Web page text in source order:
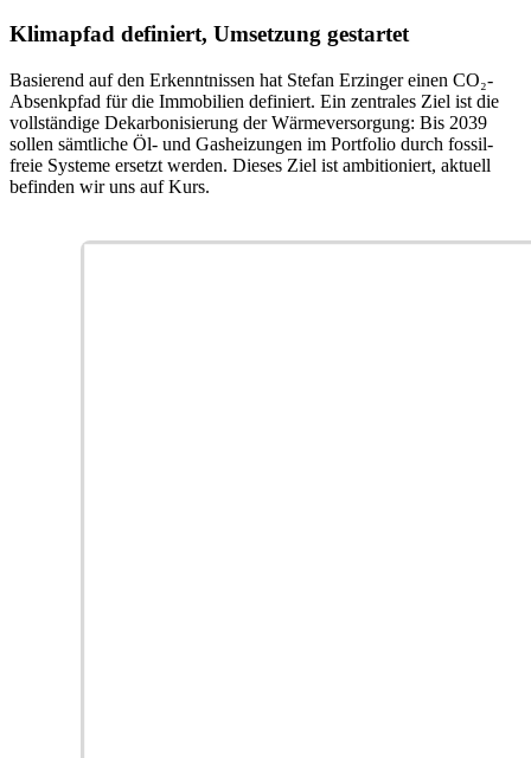
Klimapfad definiert, Umsetzung gestartet
Basierend auf den Erkenntnissen hat Stefan Erzinger einen CO₂-
Absenkpfad für die Immobilien definiert. Ein zentrales Ziel ist die
vollständige Dekarbonisierung der Wärmeversorgung: Bis 2039
sollen sämtliche Öl- und Gasheizungen im Portfolio durch fossil-
freie Systeme ersetzt werden. Dieses Ziel ist ambitioniert, aktuell
befinden wir uns auf Kurs.